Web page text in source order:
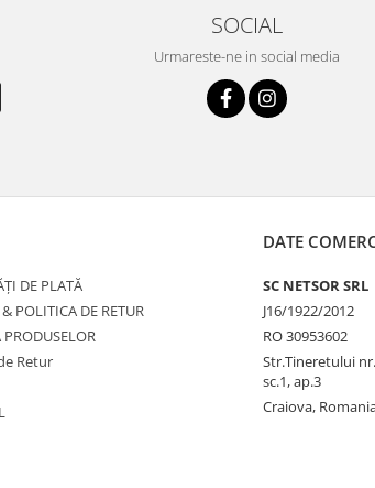
SOCIAL
Urmareste-ne in social media
DE PLATĂ
POLITICA DE RETUR
Retur
DATE
SC NETSOR SRL
J16/1922/2012
RO 30953602
Str.Tineretului
sc.1, ap.3
Craiova,